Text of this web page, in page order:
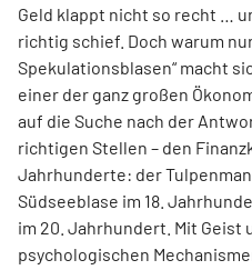
Geld klappt nicht so recht …
richtig schief. Doch warum
Spekulationsblasen“ macht
einer der ganz großen
auf die Suche nach der
richtigen Stellen – den
Jahrhunderte: der
Südseeblase im 18.
im 20. Jahrhundert. Mit Geist
psychologischen